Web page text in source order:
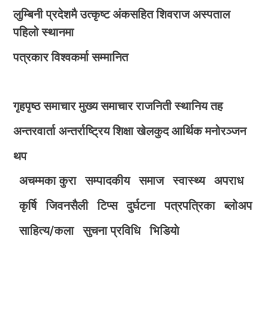
लुम्बिनी प्रदेशमै उत्कृष्ट अंकसहित शिवराज अस्पताल
पहिलो स्थानमा
पत्रकार विश्वकर्मा सम्मानित
गृहपृष्ठ समाचार मुख्य समाचार राजनिती स्थानिय तह
अन्तरवार्ता अन्तर्राष्ट्रिय शिक्षा खेलकुद आर्थिक मनोरञ्जन
थप
अचम्मका कुरा
सम्पादकीय समाज स्वास्थ्य
अपराध
कृर्षि
जिवनसैली टिप्स दुर्घटना पत्रपत्रिका
ब्लोअप
साहित्य/कला
सुचना प्रविधि भिडियाे